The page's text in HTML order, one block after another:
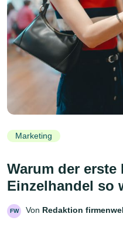
Marketing
Warum der
Einzelhandel so
FW Von Redaktion